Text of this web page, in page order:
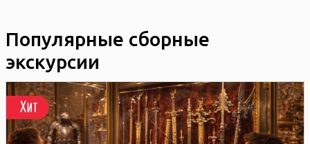
Популярные сборные
экскурсии
Хит